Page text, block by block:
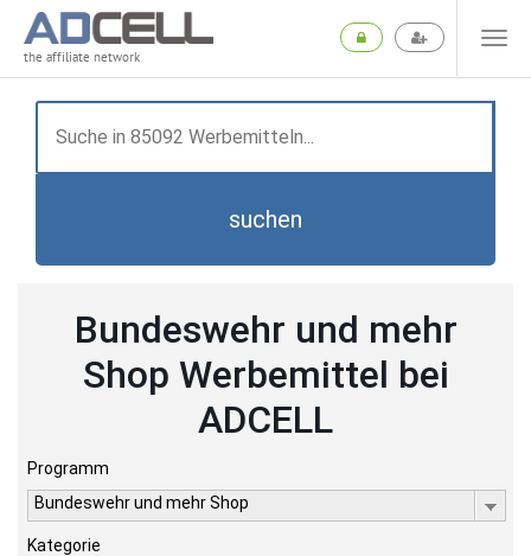
the affiliate network
suchen
Bundeswehr und mehr
Shop Werbemittel bei
ADCELL
Programm
Bundeswehr und mehr Shop
Kategorie